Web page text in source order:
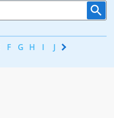
F G H I J K